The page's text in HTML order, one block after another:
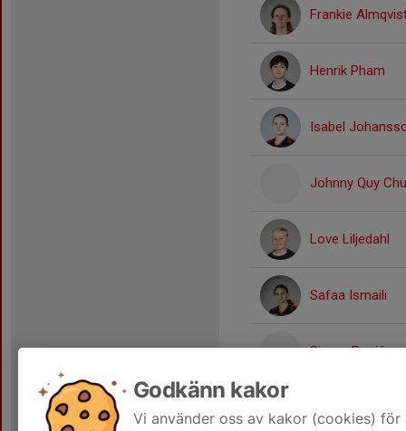
Frankie
Henrik Pham
Isabel
Johnny Quy Chu
Love Liljedahl
Safaa Ismaili
Simon Boajé
Godkänn kakor
Vi använder oss av kakor (cookies)